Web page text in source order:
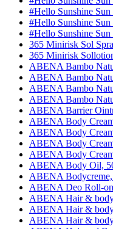
#Hello Sunshine
#Hello Sunshine
#Hello Sunshine
365 Minirisk Sol
365 Minirisk
ABENA Bambo
ABENA Bambo
ABENA Bambo
ABENA Bambo
ABENA Barrier
ABENA Body
ABENA Body
ABENA Body
ABENA Body
ABENA Body Oil,
ABENA
ABENA Deo Roll-
ABENA Hair &
ABENA Hair &
ABENA Hair &